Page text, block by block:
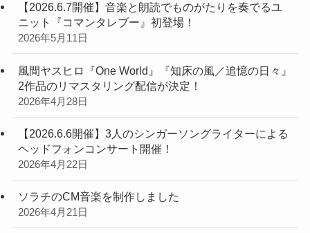
【2026.6.7開催】音楽と朗読でものがたりを奏でるユ
ニット『コマンタレブー』初登場！
2026年5月11日
風間ヤスヒロ『One World』『知床の風／追憶の日々』
2作品のリマスタリング配信が決定！
2026年4月28日
【2026.6.6開催】3人のシンガーソングライターによる
ヘッドフォンコンサート開催！
2026年4月22日
ソラチのCM音楽を制作しました
2026年4月21日